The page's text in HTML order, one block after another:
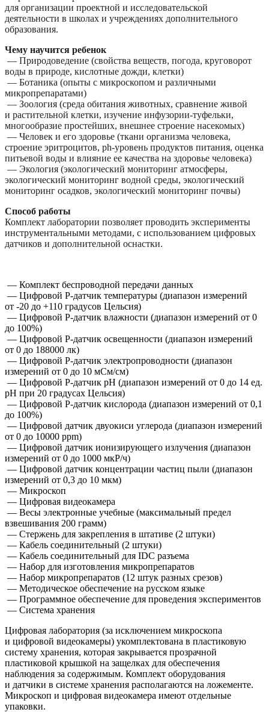
для организации проектной и исследовательской
деятельности в школах и учреждениях дополнительного
образования.
Чему научится ребенок
— Природоведение (свойства веществ, погода, круговорот
воды в природе, кислотные дожди, клетки)
— Ботаника (опыты с микроскопом и различными
микропрепаратами)
— Зоология (среда обитания животных, сравнение живой
и растительной клетки, изучение инфузории-туфельки,
многообразие простейших, внешнее строение насекомых)
— Человек и его здоровье (ткани организма человека,
строение эритроцитов, ph-уровень продуктов питания, оценка
питьевой воды и влияние ее качества на здоровье человека)
— Экология (экологический мониторинг атмосферы,
экологический мониторинг водной среды, экологический
мониторинг осадков, экологический мониторинг почвы)
Способ работы
Комплект лаборатории позволяет проводить эксперименты
инструментальными методами, с использованием цифровых
датчиков и дополнительной оснастки.
— Комплект беспроводной передачи данных
— Цифровой Р-датчик температуры (диапазон измерений
от -20 до +110 градусов Цельсия)
— Цифровой Р-датчик влажности (диапазон измерений от 0
до 100%)
— Цифровой Р-датчик освещенности (диапазон измерений
от 0 до 188000 лк)
— Цифровой Р-датчик электропроводности (диапазон
измерений от 0 до 10 мСм/см)
— Цифровой Р-датчик рН (диапазон измерений от 0 до 14 ед.
pH при 20 градусах Цельсия)
— Цифровой Р-датчик кислорода (диапазон измерений от 0,1
до 100%)
— Цифровой датчик двуокиси углерода (диапазон измерений
от 0 до 10000 ppm)
— Цифровой датчик ионизирующего излучения (диапазон
измерений от 0 до 1000 мкР/ч)
— Цифровой датчик концентрации частиц пыли (диапазон
измерений от 0,3 до 10 мкм)
— Микроскоп
— Цифровая видеокамера
— Весы электронные учебные (максимальный предел
взвешивания 200 грамм)
— Стержень для закрепления в штативе (2 штуки)
— Кабель соединительный (2 штуки)
— Кабель соединительный для IDC разъема
— Набор для изготовления микропрепаратов
— Набор микропрепаратов (12 штук разных срезов)
— Методическое обеспечение на русском языке
— Программное обеспечение для проведения экспериментов
— Система хранения
Цифровая лаборатория (за исключением микроскопа
и цифровой видеокамеры) укомплектована в пластиковую
систему хранения, которая закрывается прозрачной
пластиковой крышкой на защелках для обеспечения
наблюдения за содержимым. Комплект оборудования
и датчики в системе хранения располагаются на ложементе.
Микроскоп и цифровая видеокамера имеют отдельные
упаковки.